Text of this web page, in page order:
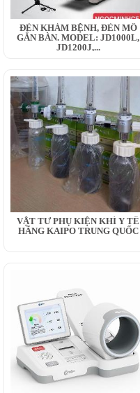
ĐÈN KHÁM BỆNH, ĐÈN MỔ
GẮN BÀN. MODEL: JD1000L,
JD1200J,...
VẬT TƯ PHỤ KIỆN KHÍ Y TẾ
HÃNG KAIPO TRUNG QUỐC